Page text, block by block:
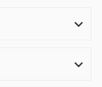

